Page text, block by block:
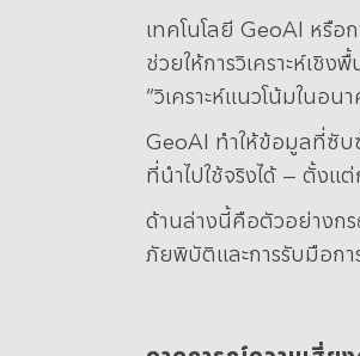
เทคโนโลยี GeoAI หรื
ช่วยให้การวิเคราะห์เชิ
“วิเคราะห์แนวโน้มในอ
GeoAI ทำให้ข้อมูลที่ซับ
ที่นำไปใช้จริงได้ — ตั้งแ
ด้านล่างนี้คือตัวอย่างกร
ภัยพิบัติและการรับมือก